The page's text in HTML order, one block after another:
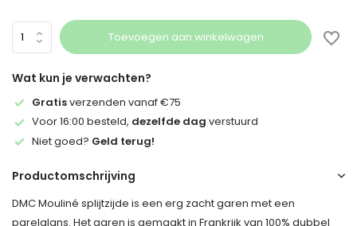
Toevoegen aan winkelwagen
Wat kun je verwachten?
Gratisverzenden vanaf €75
Voor 16:00 besteld, dezelfde dag verstuurd
Niet goed? Geld terug!
Productomschrijving
DMC Mouliné splijtzijde is een erg zacht garen met een
parelglans. Het garen is gemaakt in Frankrijk van 100% dubbel